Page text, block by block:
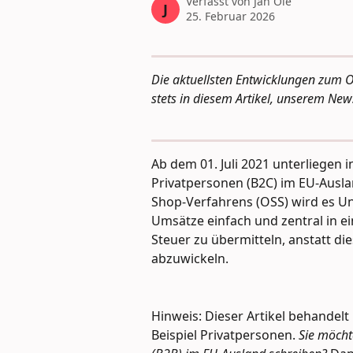
J
25. Februar 2026
Die aktuellsten Entwicklungen zum
stets in diesem Artikel, unserem
Ab dem 01. Juli 2021
Privatpersonen (B2C) im EU-
Shop-Verfahrens (OSS) wird es
Umsätze einfach und zentral in
Steuer zu übermitteln, anstatt
abzuwickeln.
Hinweis: Dieser Artikel
Beispiel Privatpersonen. Sie